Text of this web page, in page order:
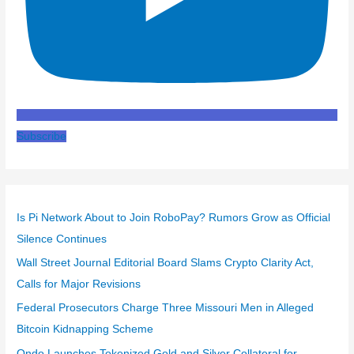
Subscribe
Is Pi Network About to Join RoboPay? Rumors Grow as Official
Silence Continues
Wall Street Journal Editorial Board Slams Crypto Clarity Act,
Calls for Major Revisions
Federal Prosecutors Charge Three Missouri Men in Alleged
Bitcoin Kidnapping Scheme